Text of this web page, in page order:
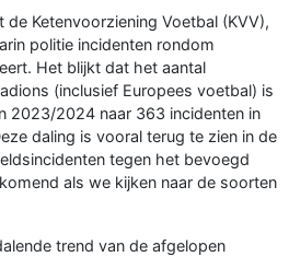
Ketenvoorziening Voetbal (KVV),
politie incidenten rondom
Het blijkt dat het aantal
(inclusief Europees voetbal) is
2023/2024 naar 363 incidenten in
daling is vooral terug te zien in de
tegen het bevoegd
als we kijken naar de soorten
trend van de afgelopen